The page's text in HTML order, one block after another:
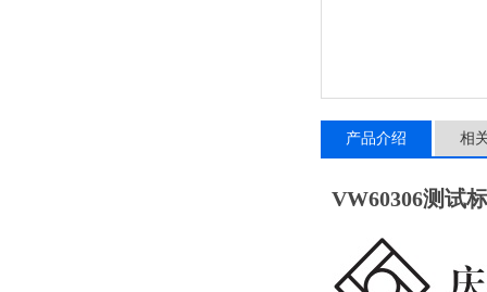
产品介绍 相
VW60306测试